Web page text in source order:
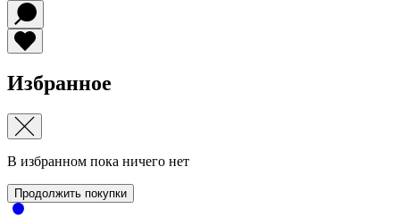
Избранное
В избранном пока ничего нет
Продолжить покупки